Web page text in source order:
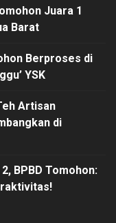
Juara 1
Barat
Berproses di
YSK
Artisan
di
BPBD Tomohon: